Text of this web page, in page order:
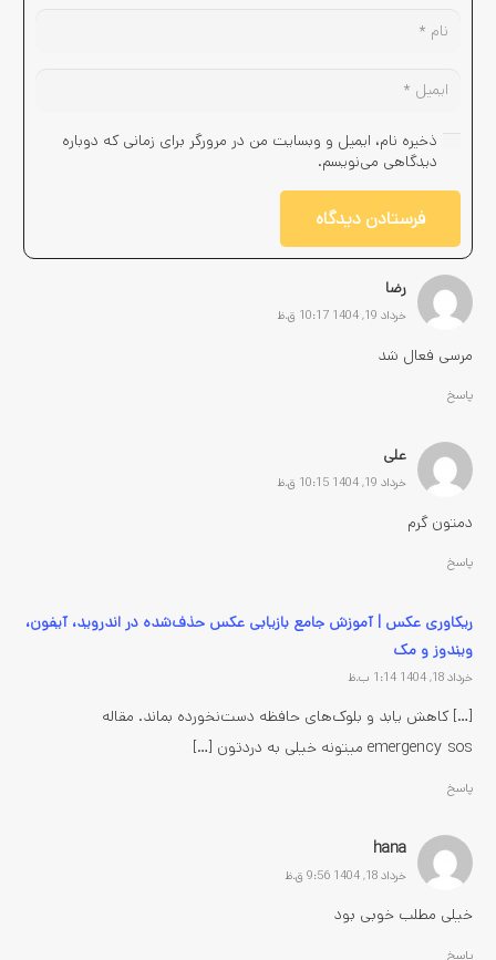
رضا
خرداد 19, 1404 10:17 ق.ظ
مرسی فعال شد
پاسخ
علی
خرداد 19, 1404 10:15 ق.ظ
دمتون گرم
پاسخ
ریکاوری عکس | آموزش جامع بازیابی عکس حذف‌شده در اندروید، آیفون،
ویندوز و مک
خرداد 18, 1404 1:14 ب.ظ
[…] کاهش یابد و بلوک‌های حافظه دست‌نخورده بماند. مقاله
emergency sos میتونه خیلی به دردتون […]
پاسخ
hana
خرداد 18, 1404 9:56 ق.ظ
خیلی مطلب خوبی بود
پاسخ
ذخیره نام، ایمیل و وبسایت من در مرورگر برای زمانی که دوباره
دیدگاهی می‌نویسم.
فرستادن دیدگاه